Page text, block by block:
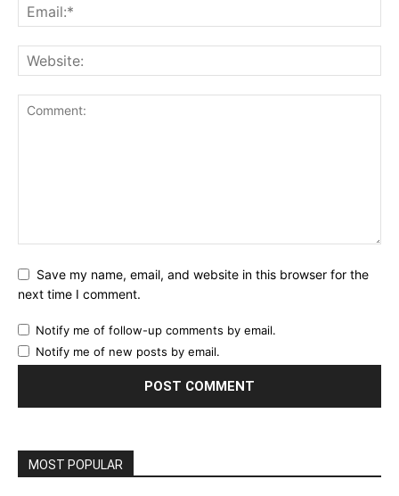
Save my name, email, and website in this browser for the
next time I comment.
Notify me of follow-up comments by email.
Notify me of new posts by email.
MOST POPULAR